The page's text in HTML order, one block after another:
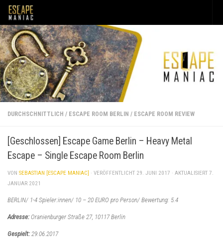
Unter dem Inhalt
DURCHSCHNITTLICH / ESCAPE ROOM BERLIN / ESCAPE ROOM REVIEW
[Geschlossen] Escape Game Berlin – Heavy Metal
Escape – Single Escape Room Berlin
VON SEBASTIAN [ESCAPE MANIAC] · VERÖFFENTLICHT 29. JUNI 2017 · AKTUALISIERT 7.
JANUAR 2021
BERLIN/ 1-4 Spieler:innen/ 10 – 20 EURO pro Person/ Bewertung: 5.4
Adresse: Oranienburger Straße 27, 10117 Berlin
Gespielt: 29.06.2017